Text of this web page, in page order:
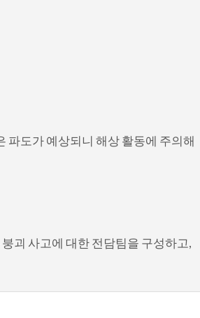
도가 예상되니 해상 활동에 주의해
괴 사고에 대한 전담팀을 구성하고,